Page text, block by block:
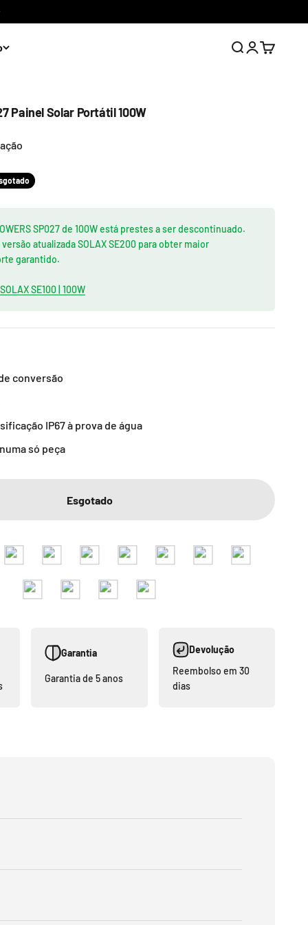
Abrir pesquisa
Abrir página
Abrir
Painel Solar Portátil 100W
SP027 de 100W está prestes a ser descontinuado.
atualizada SOLAX SE200 para obter maior
garantido.
SOLAX SE100 | 100W
conversão
IP67 à prova de água
só peça
Esgotado
Garantia
Garantia de 5 anos
Devolução
Reembolso em 30
dias